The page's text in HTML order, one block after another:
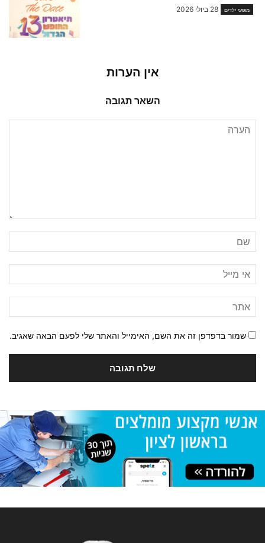
מופעי ילדים 28 ביולי 2026
אין הערות
השאר תגובה
שמור בדפדפן זה את השם, האימייל והאתר שלי לפעם הבאה שאגיב.